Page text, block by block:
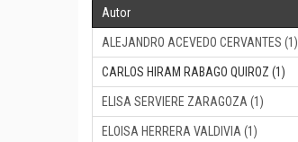
Autor
ALEJANDRO ACEVEDO CERVANTES (1)
CARLOS HIRAM RABAGO QUIROZ (1)
ELISA SERVIERE ZARAGOZA (1)
ELOISA HERRERA VALDIVIA (1)